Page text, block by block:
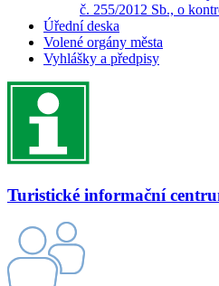
č. 255/2012 Sb., o
Úřední deska
Volené orgány města
Vyhlášky a předpisy
Turistické informační